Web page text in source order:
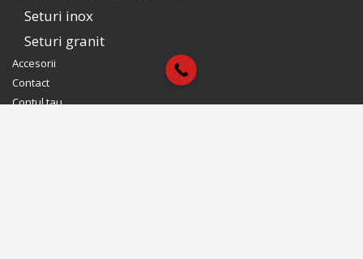
Seturi inox
Seturi granit
Accesorii
Contact
Contul tau